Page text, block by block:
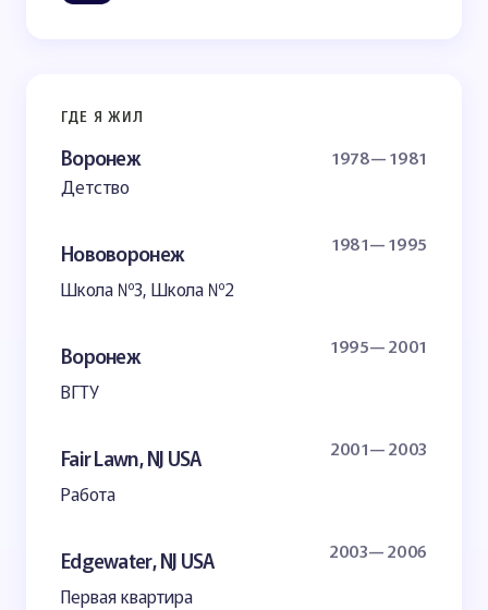
ГДЕ Я ЖИЛ
Воронеж 1978— 1981
Детство
Нововоронеж 1981— 1995
Школа №3, Школа №2
Воронеж 1995— 2001
ВГТУ
Fair Lawn, NJ USA 2001— 2003
Работа
Edgewater, NJ USA 2003— 2006
Первая квартира